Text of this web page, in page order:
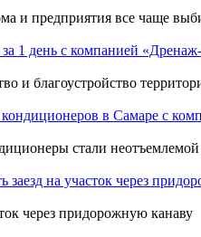
и предприятия все чаще
за 1 день с компанией
и благоустройство
в Самаре с
стали неотъемлемой
заезд на участок через
через придорожную канаву